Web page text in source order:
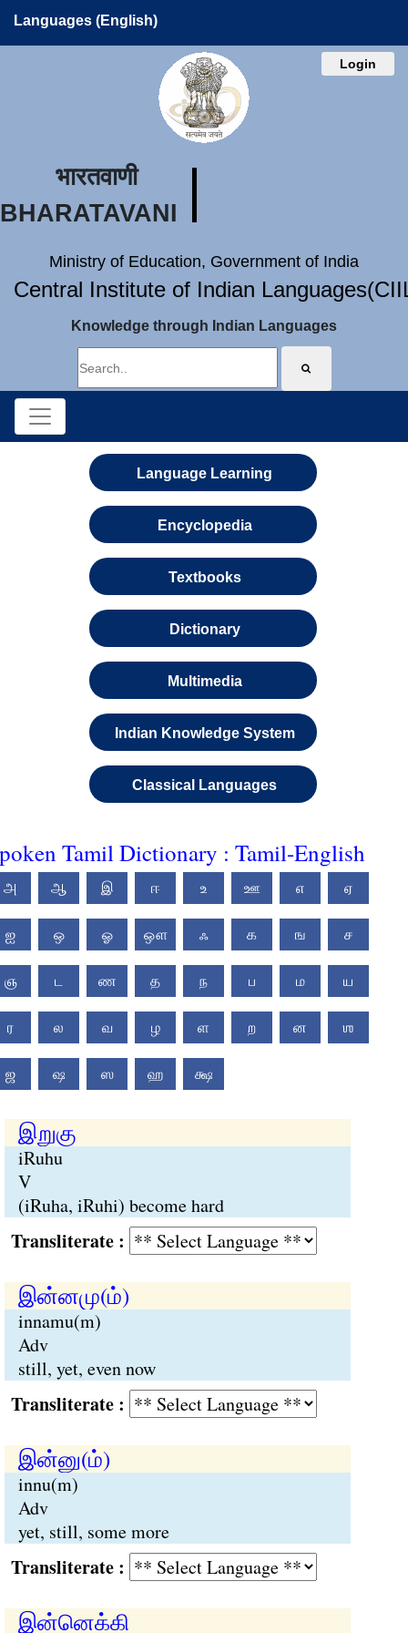
Languages (English)
Login
भारतवाणी
BHARATAVANI
Ministry of Education, Government of India
Central Institute of Indian
Knowledge through Indian Languages
Language Learning
Encyclopedia
Textbooks
Dictionary
Multimedia
Indian Knowledge System
Classical Languages
Tamil Dictionary : Tamil-English
அ ஆ இ ஈ உ ஊ எ ஏ
ஐ ஒ ஓ ஔ ஃ க ங ச
ஞ ட ண த ந ப ம ய
ர ல வ ழ ள ற ன ஶ
ஜ ஷ ஸ ஹ க்ஷ
இறுகு
iRuhu
V
(iRuha, iRuhi) become hard
:
இன்னமு(ம்)
innamu(m)
Adv
still, yet, even now
:
இன்னு(ம்)
innu(m)
Adv
yet, still, some more
:
இன்னெக்கி